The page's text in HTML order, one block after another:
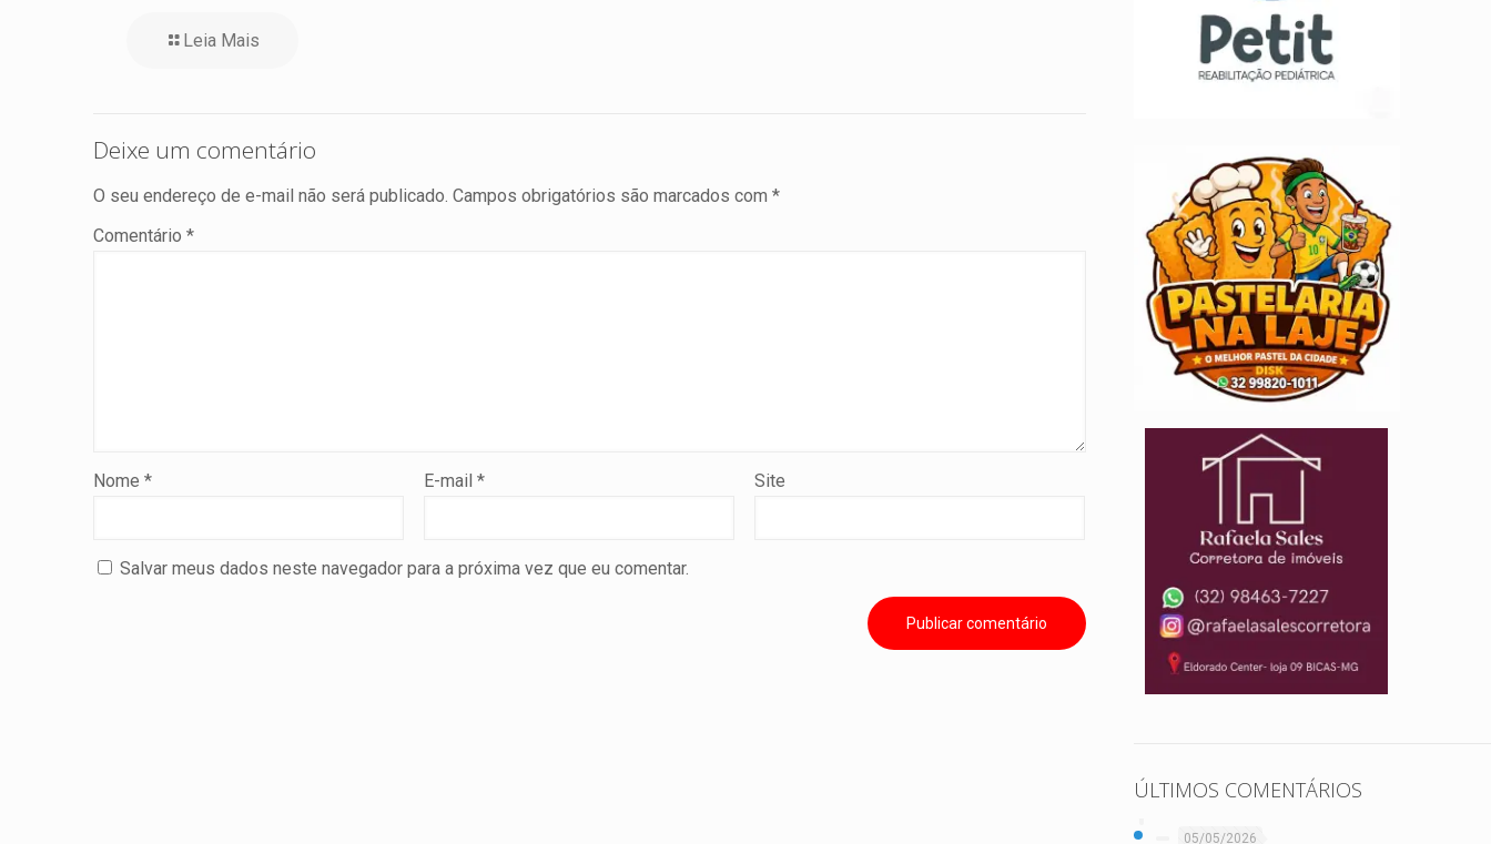
Leia Mais
Deixe um comentário
O seu endereço de e-mail não será publicado. Campos obrigatórios são marcados com *
Comentário *
Nome * E-mail* Site
Salvar meus dados neste navegador para a próxima vez que eu comentar.
ÚLTIMOS COMENTÁRIOS
05/05/2026